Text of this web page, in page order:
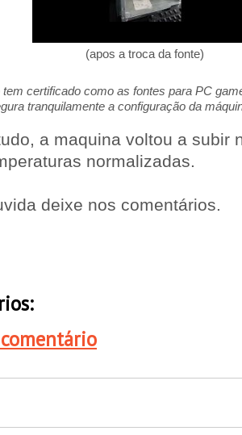
(apos a troca da fonte)
tem certificado como as fontes para PC
tranquilamente a configuração da
a maquina voltou a subir
normalizadas.
deixe nos comentários.